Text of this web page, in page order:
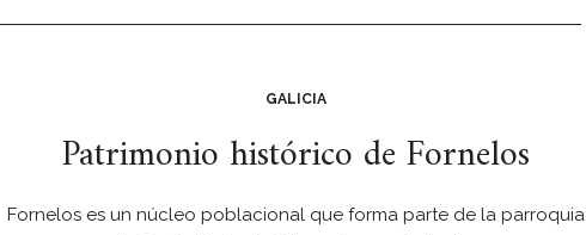
GALICIA
Patrimonio histórico de Fornelos
Fornelos es un núcleo poblacional que forma parte de la parroquia